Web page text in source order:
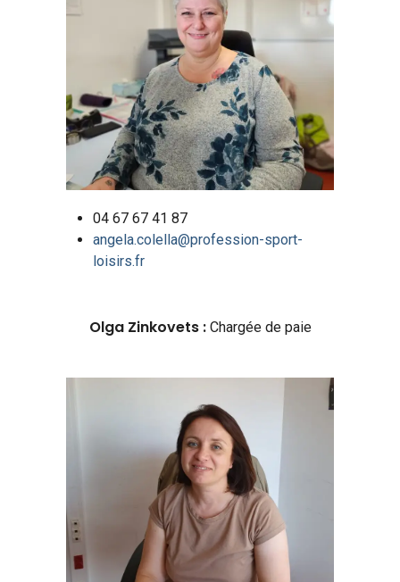
04 67 67 41 87
angela.colella@profession-sport-
loisirs.fr
Olga Zinkovets : Chargéede paie